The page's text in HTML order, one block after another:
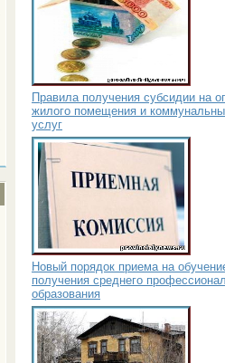
Правила получения субсидии на
жилого помещения и
услуг
Новый порядок приема на
получения среднего
образования